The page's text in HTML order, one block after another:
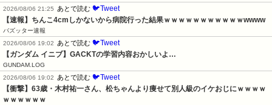
2026/08/06 21:25
あとで読む 🐦Tweet
【速報】ちんこ4cmしかないから病院行った結果ｗｗｗｗｗｗｗｗｗｗｗwwww
バズッター速報
2026/08/06 19:02
あとで読む 🐦Tweet
【ガンダム イニブ】GACKTの学習内容おかしいよ…
GUNDAM.LOG
2026/08/06 19:02
あとで読む 🐦Tweet
【衝撃】63歳・木村祐一さん、松ちゃんより痩せて別人級のイケおじにｗｗｗｗ
ｗｗｗｗｗｗ